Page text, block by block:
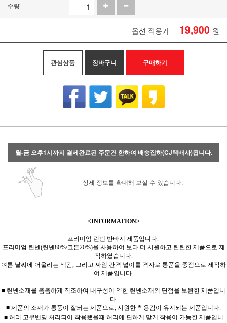
수량
옵션 적용가 19,900 원
관심상품 장바구니 구매하기
월-금 오후1시까지 결제완료된 주문건 한하여 배송집하(CJ택배사)됩니다.
상세 정보를 확대해 보실 수 있습니다.
<INFORMATION>
프리미엄 린넨 반바지 제품입니다.
프리미엄 린넨(린넨80%/코튼20%)을 사용하여 보다 더 시원하고 탄탄한 제품으로 제
작하였습니다.
여름 날씨에 어울리는 색감, 그리고 짜임 간격 넓이를 격자로 통품을 중점으로 제작하
여 제품입니다.
■ 린넨소재를 촘촘하게 직조하여 내구성이 약한 린넨소재의 단점을 보완한 제품입니
다.
■ 제품의 소재가 통풍이 잘되는 제품으로, 시원한 착용감이 유지되는 제품입니다.
■ 허리 고무밴딩 처리되어 착용했을때 허리에 편하게 맞게 착용이 가능한 제품입니